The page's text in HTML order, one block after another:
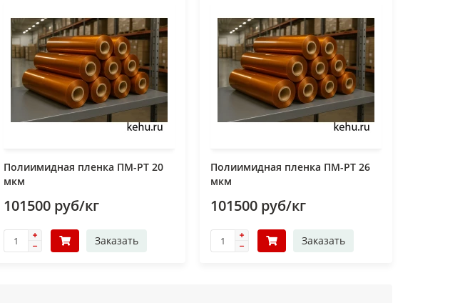
Полиимидная пленка ПМ-РТ 20
мкм
101500 руб/кг
Заказать
Полиимидная пленка ПМ-РТ 26
мкм
101500 руб/кг
Заказать